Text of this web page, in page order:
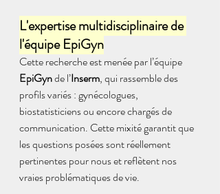
L'expertise multidisciplinaire de
l'équipe EpiGyn
Cette recherche est menée par l’équipe
EpiGyn de l’Inserm, qui rassemble des
profils variés : gynécologues,
biostatisticiens ou encore chargés de
communication. Cette mixité garantit que
les questions posées sont réellement
pertinentes pour nous et reflètent nos
vraies problématiques de vie.